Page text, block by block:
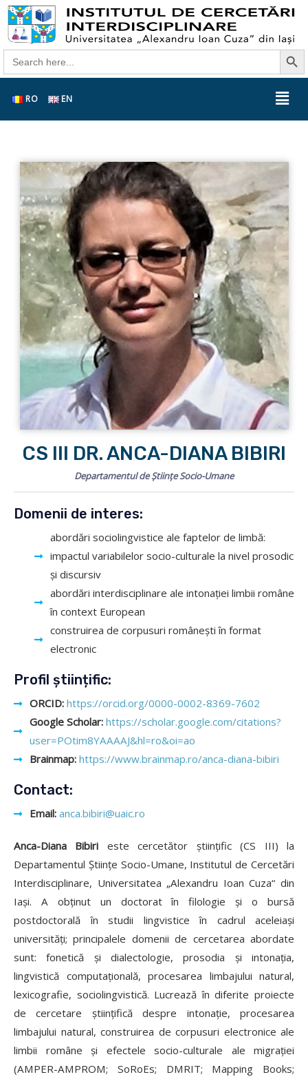
Search
for:
Search
RO EN
CS III DR. ANCA-DIANA BIBIRI
Departamentul de Științe Socio-Umane
Domenii de interes:
abordări sociolingvistice ale faptelor de limbă:
impactul variabilelor socio-culturale la nivel prosodic
și discursiv
abordări interdisciplinare ale intonației limbii române
în context European
construirea de corpusuri românești în format
electronic
Profil științific:
ORCID: https://orcid.org/0000-0002-8369-7602
Google Scholar: https://scholar.google.com/citations?
user=POtim8YAAAAJ&hl=ro&oi=ao
Brainmap: https://www.brainmap.ro/anca-diana-bibiri
Contact:
Email: anca.bibiri@uaic.ro
Anca-Diana Bibiri este cercetător științific (CS III) la
Departamentul Științe Socio-Umane, Institutul de Cercetări
Interdisciplinare, Universitatea „Alexandru Ioan Cuza“ din
Iași. A obținut un doctorat în filologie și o bursă
postdoctorală în studii lingvistice în cadrul aceleiași
universități; principalele domenii de cercetarea abordate
sunt: fonetică și dialectologie, prosodia și intonația,
lingvistică computațională, procesarea limbajului natural,
lexicografie, sociolingvistică. Lucrează în diferite proiecte
de cercetare științifică despre intonație, procesarea
limbajului natural, construirea de corpusuri electronice ale
limbii române și efectele socio-culturale ale migrației
(AMPER-AMPROM; SoRoEs; DMRIT; Mapping Books;